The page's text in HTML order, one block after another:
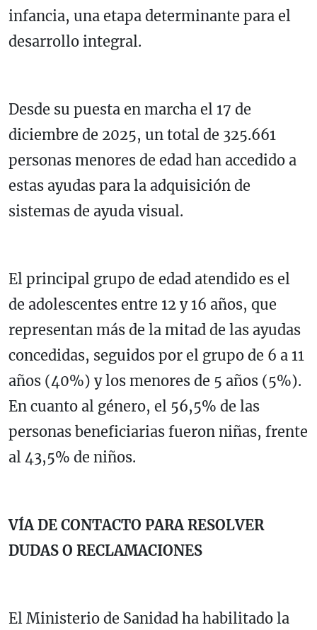
infancia, una etapa determinante para el
desarrollo integral.
Desde su puesta en marcha el 17 de
diciembre de 2025, un total de 325.661
personas menores de edad han accedido a
estas ayudas para la adquisición de
sistemas de ayuda visual.
El principal grupo de edad atendido es el
de adolescentes entre 12 y 16 años, que
representan más de la mitad de las ayudas
concedidas, seguidos por el grupo de 6 a 11
años (40%) y los menores de 5 años (5%).
En cuanto al género, el 56,5% de las
personas beneficiarias fueron niñas, frente
al 43,5% de niños.
VÍA DE CONTACTO PARA RESOLVER
DUDAS O RECLAMACIONES
El Ministerio de Sanidad ha habilitado la